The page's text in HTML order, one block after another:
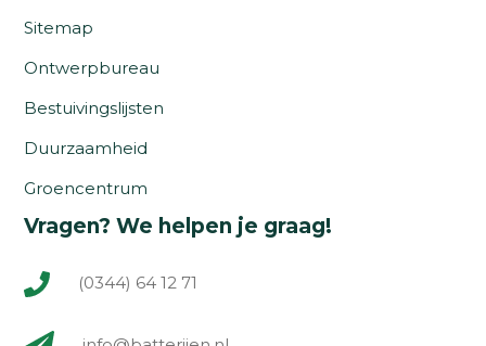
Sitemap
Ontwerpbureau
Bestuivingslijsten
Duurzaamheid
Groencentrum
Vragen? We helpen je graag!
(0344) 64 12 71